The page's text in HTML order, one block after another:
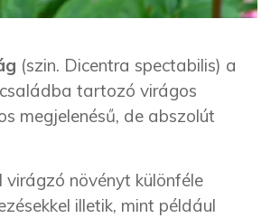
(szin. Dicentra spectabilis) a
tartozó virágos
megjelenésű, de abszolút
növényt különféle
illetik, mint például